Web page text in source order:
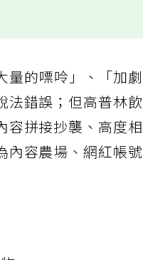
量的嘌呤」、「加劇
法錯誤；但高普林飲
容拼接抄襲、高度相
內容農場、網紅帳號